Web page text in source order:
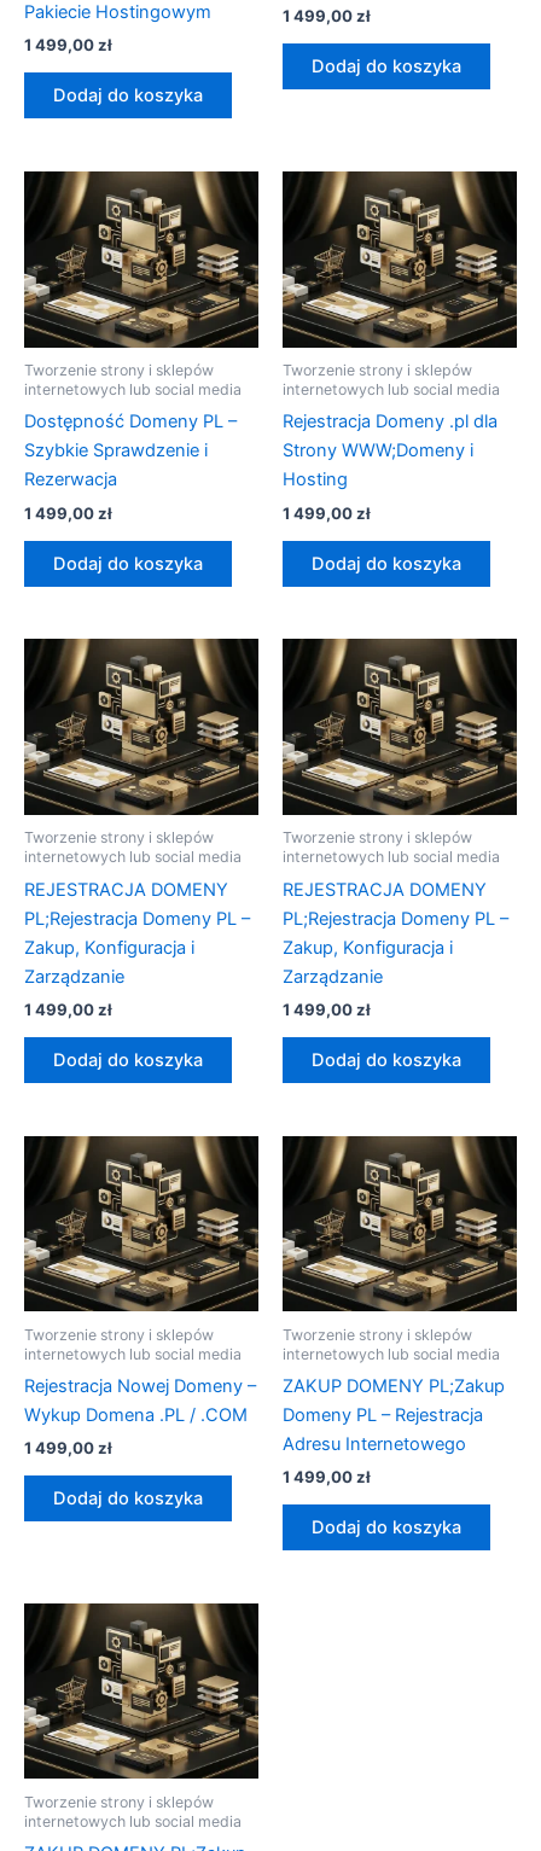
Pakiecie Hostingowym
1 499,00zł
Dodaj do koszyka
1 499,00zł
Dodaj do koszyka
Tworzenie strony i sklepów
internetowych lub social media
Dostępność Domeny PL –
Szybkie Sprawdzenie i
Rezerwacja
1 499,00zł
Dodaj do koszyka
Tworzenie strony i sklepów
internetowych lub social media
Rejestracja Domeny .pl dla
Strony WWW;Domeny i
Hosting
1 499,00zł
Dodaj do koszyka
Tworzenie strony i sklepów
internetowych lub social media
REJESTRACJA DOMENY
PL;Rejestracja Domeny PL –
Zakup, Konfiguracja i
Zarządzanie
1 499,00zł
Dodaj do koszyka
Tworzenie strony i sklepów
internetowych lub social media
REJESTRACJA DOMENY
PL;Rejestracja Domeny PL –
Zakup, Konfiguracja i
Zarządzanie
1 499,00zł
Dodaj do koszyka
Tworzenie strony i sklepów
internetowych lub social media
Rejestracja Nowej Domeny –
Wykup Domena .PL / .COM
1 499,00zł
Dodaj do koszyka
Tworzenie strony i sklepów
internetowych lub social media
ZAKUP DOMENY PL;Zakup
Domeny PL – Rejestracja
Adresu Internetowego
1 499,00zł
Dodaj do koszyka
Tworzenie strony i sklepów
internetowych lub social media